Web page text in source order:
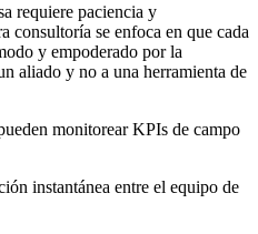
requiere paciencia y
consultoría se enfoca en que cada
y empoderado por la
aliado y no a una herramienta de
monitorear KPIs de campo
instantánea entre el equipo de